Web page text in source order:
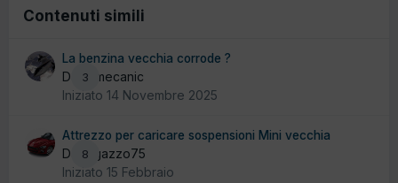
Contenuti simili
3
La benzina vecchia corrode ?
Da El mecanic
Iniziato 14 Novembre 2025
8
Attrezzo per caricare sospensioni Mini vecchia
Da ragazzo75
Iniziato 15 Febbraio